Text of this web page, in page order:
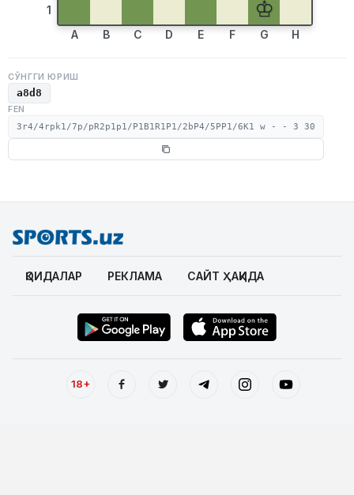
1
♔
A B C D E F G H
СЎНГГИ ЮРИШ
a8d8
FEN
3r4/4rpk1/7p/pR2p1p1/P1B1R1P1/2bP4/5PP1/6K1 w - - 3 30
ҚОИДАЛАР РЕКЛАМА САЙТ ҲАҚИДА
18+